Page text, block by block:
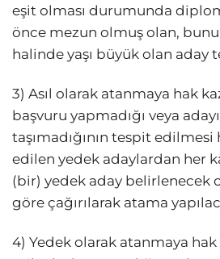
eşit olması durumunda
önce mezun olmuş olan,
halinde yaşı büyük olan aday
3) Asıl olarak atanmaya hak
başvuru yapmadığı veya
taşımadığının tespit
edilen yedek adaylardan her
(bir) yedek aday belirlenecek
göre çağırılarak atama
4) Yedek olarak atanmaya